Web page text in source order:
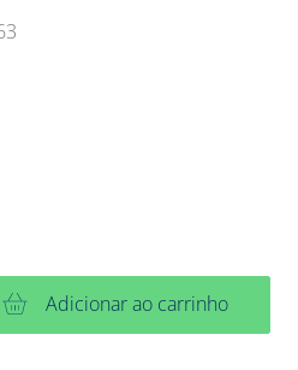
Adicionar ao carrinho